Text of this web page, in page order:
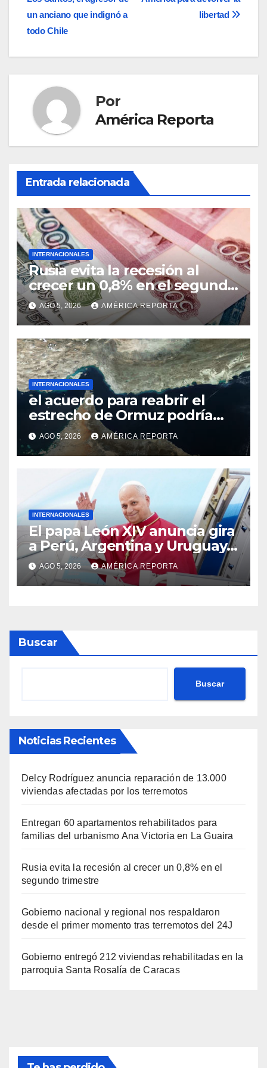
de
entradas
libertad
un anciano que indignó a
todo Chile
Por
América Reporta
Entrada relacionada
INTERNACIONALES
Rusia evita la recesión al
crecer un 0,8% en el segundo
trimestre
AGO 5, 2026 AMÉRICA REPORTA
INTERNACIONALES
el acuerdo para reabrir el
estrecho de Ormuz podría
concretarse esta semana
AGO 5, 2026 AMÉRICA REPORTA
INTERNACIONALES
El papa León XIV anuncia gira
a Perú, Argentina y Uruguay
en noviembre
AGO 5, 2026 AMÉRICA REPORTA
Buscar
Buscar
Noticias Recientes
Delcy Rodríguez anuncia reparación de 13.000
viviendas afectadas por los terremotos
Entregan 60 apartamentos rehabilitados para
familias del urbanismo Ana Victoria en La Guaira
Rusia evita la recesión al crecer un 0,8% en el
segundo trimestre
Gobierno nacional y regional nos respaldaron
desde el primer momento tras terremotos del 24J
Gobierno entregó 212 viviendas rehabilitadas en la
parroquia Santa Rosalía de Caracas